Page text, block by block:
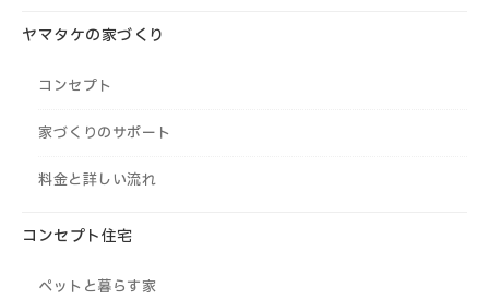
ヤマタケの家づくり
コンセプト
家づくりのサポート
料金と詳しい流れ
コンセプト住宅
ペットと暮らす家